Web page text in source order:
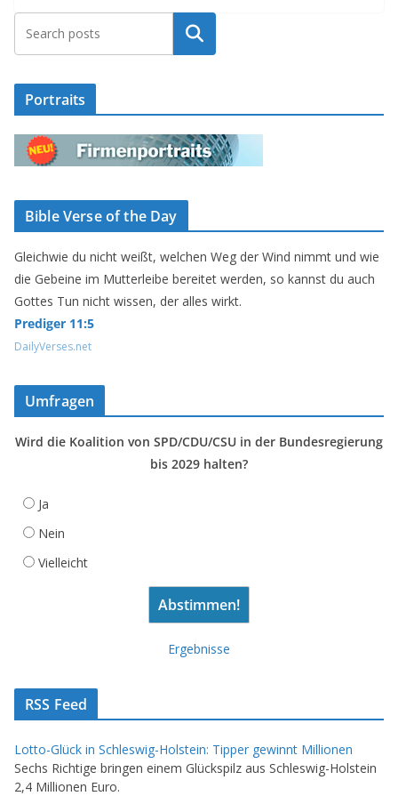
Suchen
Portraits
Bible Verse of the Day
Gleichwie du nicht weißt, welchen Weg der Wind nimmt und wie
die Gebeine im Mutterleibe bereitet werden, so kannst du auch
Gottes Tun nicht wissen, der alles wirkt.
Prediger 11:5
DailyVerses.net
Umfragen
Wird die Koalition von SPD/CDU/CSU in der Bundesregierung
bis 2029 halten?
Ja
Nein
Vielleicht
Ergebnisse
RSS Feed
Lotto-Glück in Schleswig-Holstein: Tipper gewinnt Millionen
Sechs Richtige bringen einem Glückspilz aus Schleswig-Holstein
2,4 Millionen Euro.